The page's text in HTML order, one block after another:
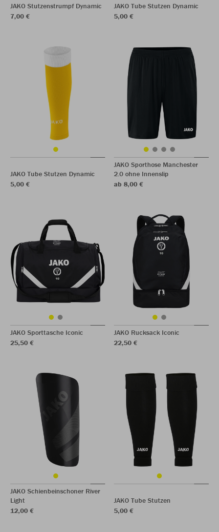
JAKO Stutzenstrumpf Dynamic
7,00 €
JAKO Tube Stutzen Dynamic
5,00 €
JAKO Tube Stutzen Dynamic
5,00 €
JAKO Sporthose Manchester
2.0 ohne Innenslip
ab 8,00 €
JAKO Sporttasche Iconic
25,50 €
JAKO Rucksack Iconic
22,50 €
JAKO Schienbeinschoner River
Light
12,00 €
JAKO Tube Stutzen
5,00 €